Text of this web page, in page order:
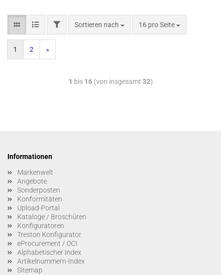
Sortieren nach 16 pro Seite
1 2 »
1 bis 16(von insgesamt 32)
Informationen
Markenwelt
Angebote
Sonderposten
Konformitäten
Upload-Portal
Kataloge / Broschüren
Konfiguratoren
Treston Konfigurator
eProcurement / OCI
Alphabetischer Index
Artikelnummern-Index
Sitemap